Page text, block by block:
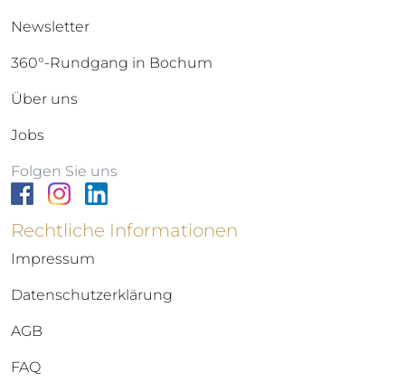
Newsletter
360°-Rundgang in Bochum
Über uns
Jobs
Folgen Sie uns
Rechtliche Informationen
Impressum
Datenschutzerklärung
AGB
FAQ